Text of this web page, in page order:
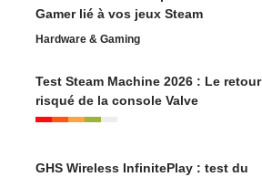
Gamer lié à vos jeux Steam
Hardware & Gaming
Test Steam Machine 2026 : Le retour
risqué de la console Valve
GHS Wireless InfinitePlay : test du